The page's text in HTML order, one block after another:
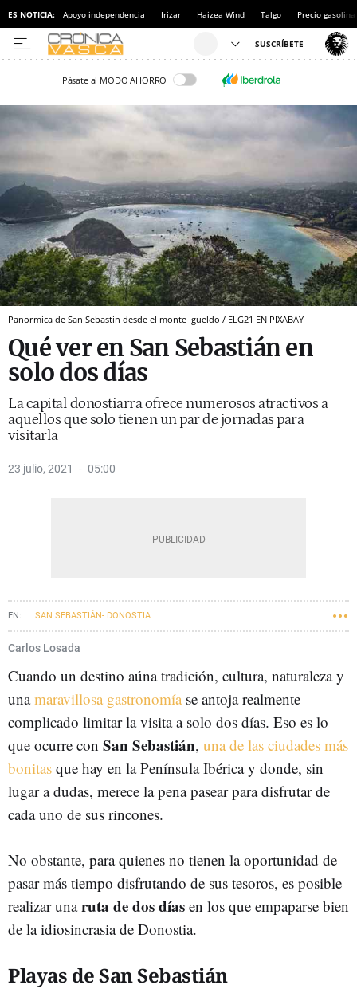
ES NOTICIA: Apoyo independencia Irizar Haizea Wind Talgo Precio gasolina
Pásate al MODO AHORRO
Panormica de San Sebastin desde el monte Igueldo / ELG21 EN PIXABAY
Qué ver en San Sebastián en
solo dos días
La capital donostiarra ofrece numerosos atractivos a
aquellos que solo tienen un par de jornadas para
visitarla
23 julio, 2021 05:00
SAN SEBASTIÁN- DONOSTIA
Carlos Losada
Cuando un destino aúna tradición, cultura, naturaleza y
unamaravillosa gastronomíase antoja realmente
complicado limitar la visita a solo dos días. Eso es lo
que ocurre con San Sebastián, una de las ciudades más
bonitas que hay en la Península Ibérica y donde, sin
lugar a dudas, merece la pena pasear para disfrutar de
cada uno de sus rincones.
No obstante, para quienes no tienen la oportunidad de
pasar más tiempo disfrutando de sus tesoros, es posible
realizar unaruta de dos días en los que empaparse bien
de la idiosincrasia de Donostia.
Playas de San Sebastián